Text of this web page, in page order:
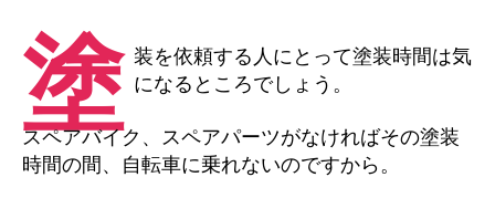
塗 装を依頼する人にとって塗装時間は気
になるところでしょう。
スペアバイク、スペアパーツがなければその塗装
時間の間、自転車に乗れないのですから。